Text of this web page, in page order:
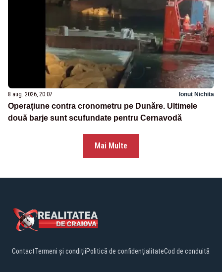
8 aug. 2026, 20:07 Ionuț Nichita
Operațiune contra cronometru pe Dunăre. Ultimele
două barje sunt scufundate pentru Cernavodă
Mai Multe
ContactTermeni și condițiiPolitică de confidențialitateCod de conduită